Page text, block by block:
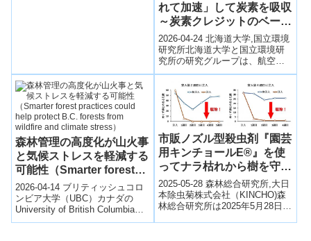
れて加速」して炭素を吸収
～炭素クレジットのベース
ライン設計と対象森林の再
考に示唆～
2026-04-24 北海道大学,国立環境
研究所北海道大学と国立環境研
究所の研究グループは、航空レ
ーザ測量とAI解析を用い、台風
かく乱後18年間の森林バイオマ
ス...
森林管理の高度化が山火事
と気候ストレスを軽減する
可能性（Smarter forest
practices could help
protect B.C. forests from
wildfire and climate
stress）
2026-04-14 ブリティッシュコロ
ンビア大学（UBC）カナダの
University of British Columbiaの
研究は、気候変動に対応した
市販ノズル型殺虫剤『園芸
用キンチョールE®』を使
ってナラ枯れから樹を守る
～市民活動でできる樹幹内
のカシノナガキクイムシ駆
除～
2025-05-28 森林総合研究所,大日
本除虫菊株式会社（KINCHO)森
林総合研究所は2025年5月28日、